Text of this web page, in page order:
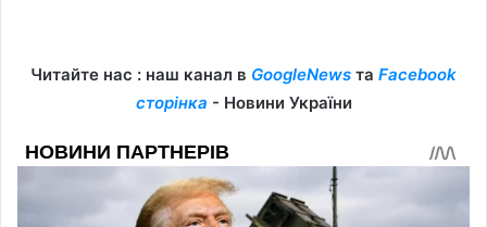
Читайте нас : наш канал в GoogleNews та Facebook
сторінка - Новини України